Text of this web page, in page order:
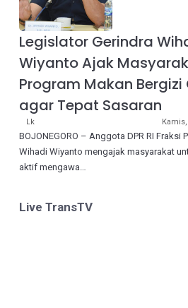
Legislator Gerindra
Wiyanto Ajak
Program Makan Bergizi
agar Tepat Sasaran
Lk
BOJONEGORO – Anggota DPR RI Fraksi
Wihadi Wiyanto mengajak masyarakat
aktif mengawa…
Live TransTV